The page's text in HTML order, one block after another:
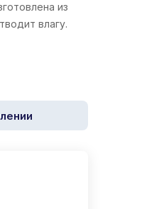
из
влагу.